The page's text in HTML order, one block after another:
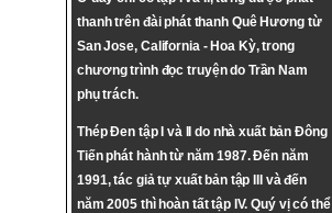
thanh trên đài phát thanh Quê Hương từ
San Jose, California - Hoa Kỳ, trong
chương trình đọc truyện do Trần Nam
phụ trách.
Thép Đen tập I và II do nhà xuất bản Đông
Tiến phát hành từ năm 1987. Đến năm
1991, tác giả tự xuất bản tập III và đến
năm 2005 thì hoàn tất tập IV. Quý vị có thể